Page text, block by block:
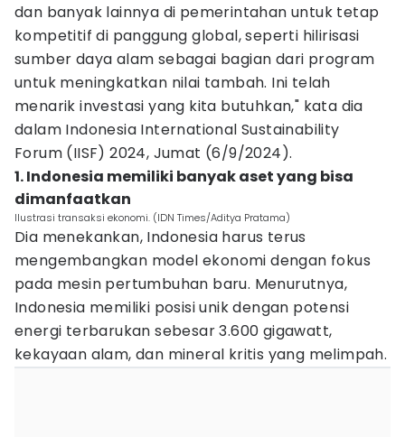
dan banyak lainnya di pemerintahan untuk tetap
kompetitif di panggung global, seperti hilirisasi
sumber daya alam sebagai bagian dari program
untuk meningkatkan nilai tambah. Ini telah
menarik investasi yang kita butuhkan," kata dia
dalam Indonesia International Sustainability
Forum (IISF) 2024, Jumat (6/9/2024).
1. Indonesia memiliki banyak aset yang bisa
dimanfaatkan
Ilustrasi transaksi ekonomi. (IDN Times/Aditya Pratama)
Dia menekankan, Indonesia harus terus
mengembangkan model ekonomi dengan fokus
pada mesin pertumbuhan baru. Menurutnya,
Indonesia memiliki posisi unik dengan potensi
energi terbarukan sebesar 3.600 gigawatt,
kekayaan alam, dan mineral kritis yang melimpah.